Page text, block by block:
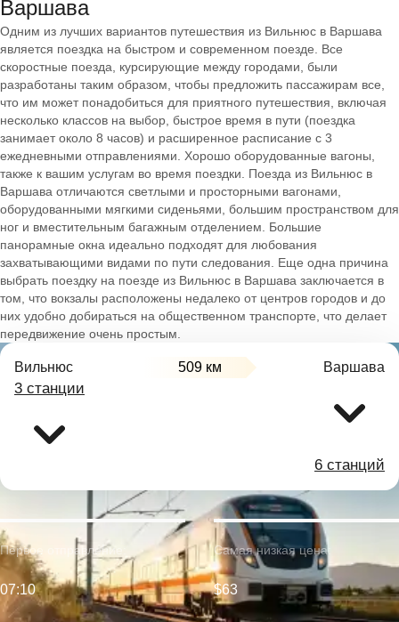
Варшава
Одним из лучших вариантов путешествия из Вильнюс в Варшава
является поездка на быстром и современном поезде. Все
скоростные поезда, курсирующие между городами, были
разработаны таким образом, чтобы предложить пассажирам все,
что им может понадобиться для приятного путешествия, включая
несколько классов на выбор, быстрое время в пути (поездка
занимает около 8 часов) и расширенное расписание с 3
ежедневными отправлениями. Хорошо оборудованные вагоны,
также к вашим услугам во время поездки. Поезда из Вильнюс в
Варшава отличаются светлыми и просторными вагонами,
оборудованными мягкими сиденьями, большим пространством для
ног и вместительным багажным отделением. Большие
панорамные окна идеально подходят для любования
захватывающими видами по пути следования. Еще одна причина
выбрать поездку на поезде из Вильнюс в Варшава заключается в
том, что вокзалы расположены недалеко от центров городов и до
них удобно добираться на общественном транспорте, что делает
передвижение очень простым.
Вильнюс 509 км Варшава
3 станции
6 станций
Первое отправление:
07:10
Самая низкая цена:
$63